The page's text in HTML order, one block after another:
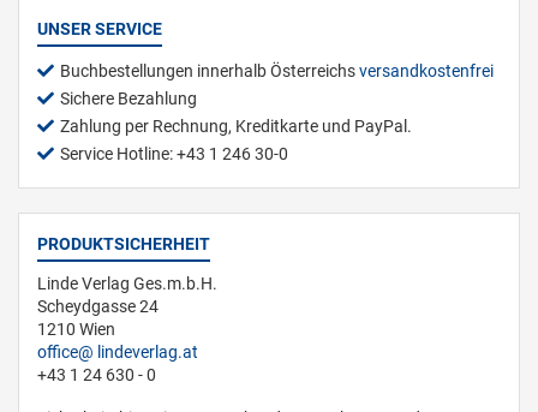
UNSER SERVICE
Buchbestellungen innerhalb Österreichsversandkostenfrei
Sichere Bezahlung
Zahlung per Rechnung, Kreditkarte und PayPal.
Service Hotline: +43 1 246 30-0
PRODUKTSICHERHEIT
Linde Verlag Ges.m.b.H.
Scheydgasse 24
1210 Wien
office
lindeverlag.at
+43 1 24 630 - 0